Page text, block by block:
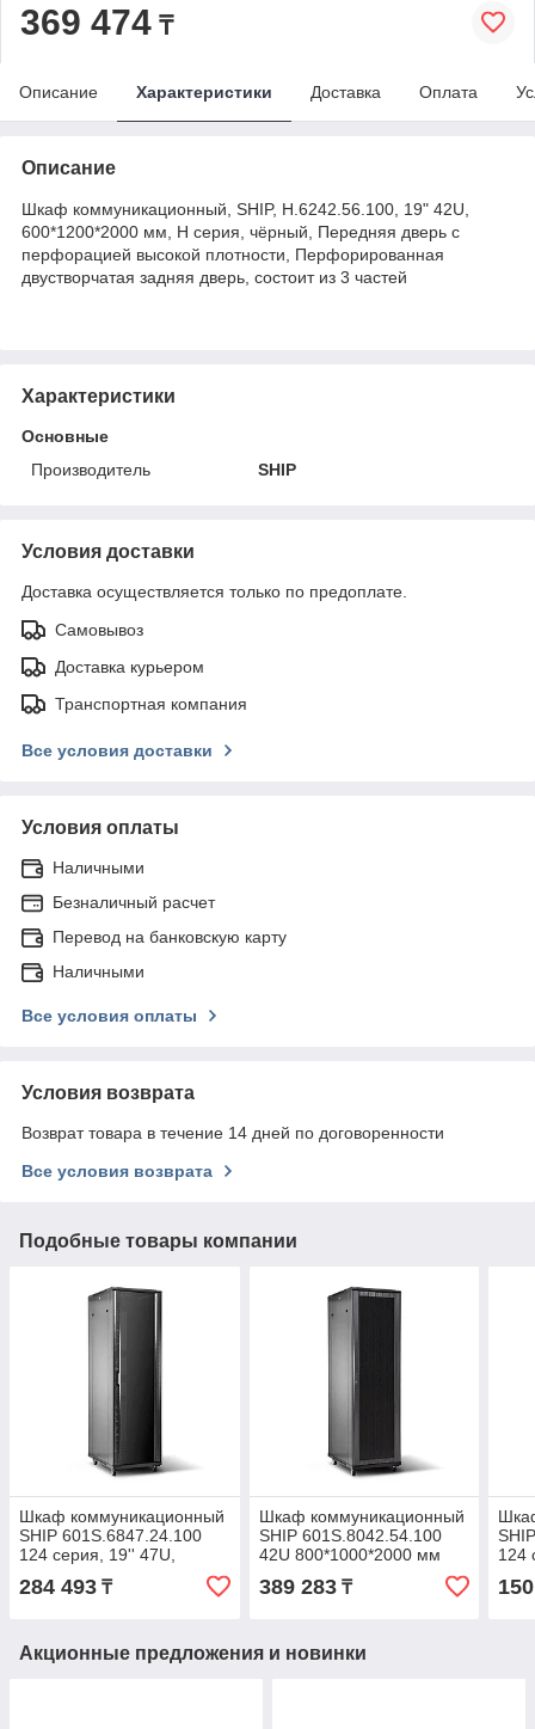
369 474 ₸
Описание Характеристики Доставка Оплата
Описание
Шкаф коммуникационный, SHIP, H.6242.56.100, 19" 42U,
600*1200*2000 мм, H серия, чёрный, Передняя дверь с
перфорацией высокой плотности, Перфорированная
двустворчатая задняя дверь, состоит из 3 частей
Характеристики
Основные
Производитель
SHIP
Условия доставки
Доставка осуществляется только по предоплате.
Самовывоз
Доставка курьером
Транспортная компания
Все условия доставки
Условия оплаты
Наличными
Безналичный расчет
Перевод на банковскую карту
Наличными
Все условия оплаты
Условия возврата
Возврат товара в течение 14 дней по договоренности
Все условия возврата
Подобные товары компании
Шкаф коммуникационный
SHIP 601S.6847.24.100
124 серия, 19'' 47U,
600*800*2200 мм, Ш*Г*В,
Передняя дверь
284 493 ₸
Шкаф коммуникационный
SHIP 601S.8042.54.100
42U 800*1000*2000 мм
389 283₸
124
Акционные предложения и новинки